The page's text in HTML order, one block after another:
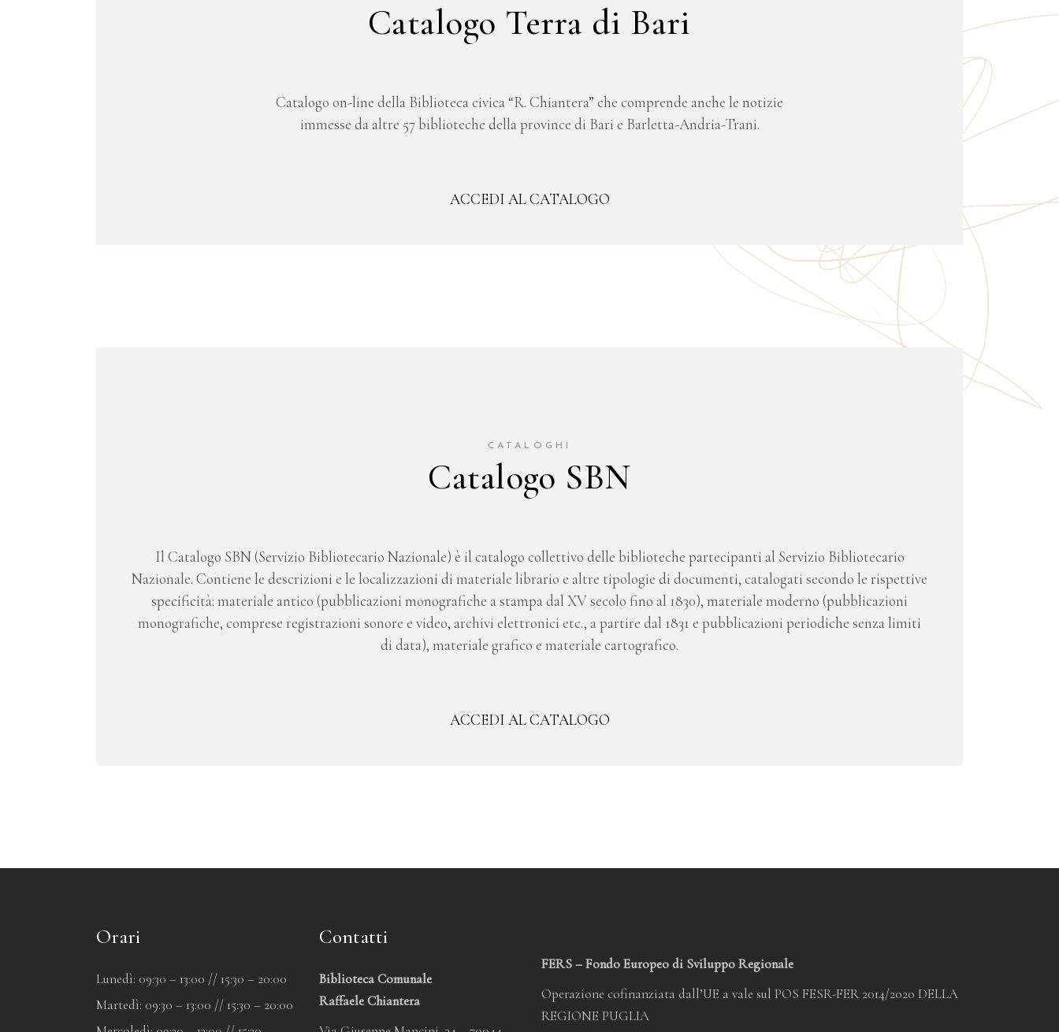
Catalogo Terra di Bari
Catalogo on-line della Biblioteca civica “R. Chiantera” che comprende anche le notizie
immesse da altre 57 biblioteche della province di Bari e Barletta-Andria-Trani.
ACCEDI AL CATALOGO
CATALOGHI
Catalogo SBN
Il Catalogo SBN (Servizio Bibliotecario Nazionale) è il catalogo collettivo delle biblioteche partecipanti al Servizio Bibliotecario
Nazionale. Contiene le descrizioni e le localizzazioni di materiale librario e altre tipologie di documenti, catalogati secondo le rispettive
specificità: materiale antico (pubblicazioni monografiche a stampa dal XV secolo fino al 1830), materiale moderno (pubblicazioni
monografiche, comprese registrazioni sonore e video, archivi elettronici etc., a partire dal 1831 e pubblicazioni periodiche senza limiti
di data), materiale grafico e materiale cartografico.
ACCEDI AL CATALOGO
Orari
Lunedì: 09:30 – 13:00 // 15:30 – 20:00
Martedì: 09:30 – 13:00 // 15:30 – 20:00
Contatti
Biblioteca Comunale
Raffaele Chiantera
FERS – Fondo Europeo di Sviluppo Regionale
Operazione cofinanziata dall’UE a vale sul POS FESR-FER 2014/2020 DELLA
REGIONE PUGLIA